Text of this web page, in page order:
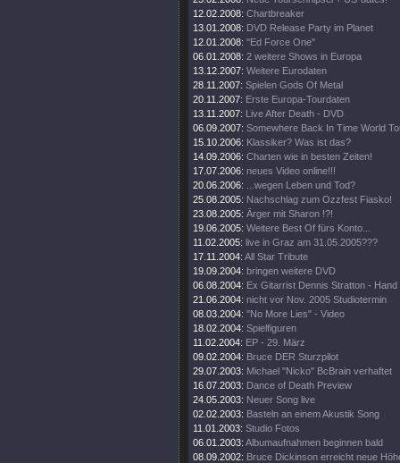
12.02.2008: Chartbreaker
13.01.2008: DVD Release Party im Planet
12.01.2008: "Ed Force One"
06.01.2008: 2 weitere Shows in Europa
13.12.2007: Weitere Eurodaten
28.11.2007: Spielen Gods Of Metal
20.11.2007: Erste Europa-Tourdaten
13.11.2007: Live After Death - DVD
06.09.2007: Somewhere Back In Time World
15.10.2006: Klassiker? Was ist das?
14.09.2006: Charten wie in besten Zeiten!
17.07.2006: neues Video online!!!
20.06.2006:
...wegen Leben und Tod?
25.08.2005: Nachschlag zum Ozzfest Fiasko!
23.08.2005: Ärger mit Sharon !?!
19.06.2005: Weitere Best Of fürs Konto...
11.02.2005: live in Graz am 31.05.2005???
17.11.2004: All Star Tribute
19.09.2004: bringen weitere DVD
06.08.2004: Ex Gitarrist Dennis Stratton -
21.06.2004: nicht vor Nov. 2005 Studiotermin
08.03.2004: "No More Lies" - Video
18.02.2004: Spielfiguren
11.02.2004: EP - 29. März
09.02.2004: Bruce DER Sturzpilot
29.07.2003: Michael "Nicko" BcBrain verhaftet
16.07.2003: Dance of Death Preview
24.05.2003: Neuer Song live
02.02.2003: Basteln an einem Akustik Song
11.01.2003: Studio Fotos
06.01.2003: Albumaufnahmen beginnen bald
08.09.2002: Bruce Dickinson erreicht neue